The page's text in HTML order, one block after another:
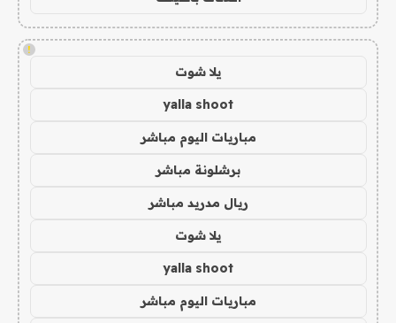
!
يلا شوت
yalla shoot
مباريات اليوم مباشر
برشلونة مباشر
ريال مدريد مباشر
يلا شوت
yalla shoot
مباريات اليوم مباشر